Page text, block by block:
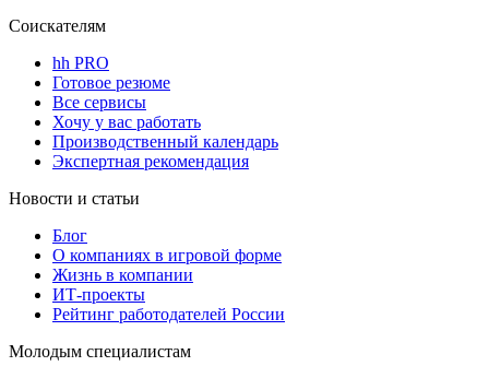
Соискателям
hh PRO
Готовое резюме
Все сервисы
Хочу у вас работать
Производственный календарь
Экспертная рекомендация
Новости и статьи
Блог
О компаниях в игровой форме
Жизнь в компании
ИТ-проекты
Рейтинг работодателей России
Молодым специалистам